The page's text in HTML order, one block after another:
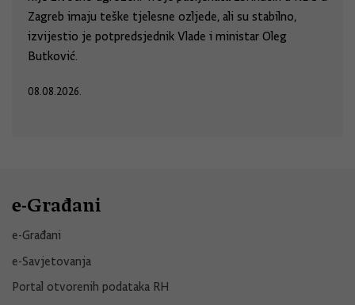
Zagreb imaju teške tjelesne ozljede, ali su stabilno,
izvijestio je potpredsjednik Vlade i ministar Oleg
Butković.
08.08.2026.
e-Građani
e-Građani
e-Savjetovanja
Portal otvorenih podataka RH